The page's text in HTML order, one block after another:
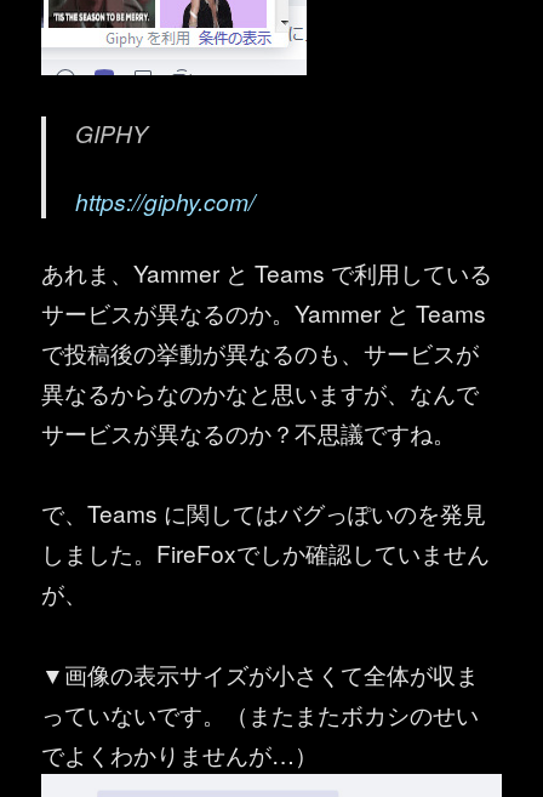
GIPHY
https://giphy.com/
あれま、Yammer と Teams で利用している
サービスが異なるのか。Yammer と Teams
で投稿後の挙動が異なるのも、サービスが
異なるからなのかなと思いますが、なんで
サービスが異なるのか？不思議ですね。
で、Teams に関してはバグっぽいのを発見
しました。FireFoxでしか確認していません
が、
▼画像の表示サイズが小さくて全体が収ま
っていないです。（またまたボカシのせい
でよくわかりませんが…）